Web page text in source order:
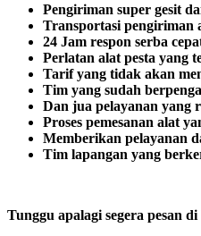
Pengiriman super gesit
Transportasi pengiriman
24 Jam respon serba
Perlatan alat pesta yang
Tarif yang tidak akan
Tim yang sudah
Dan jua pelayanan yang
Proses pemesanan alat
Memberikan pelayanan
Tim lapangan yang
Tunggu apalagi segera pesan